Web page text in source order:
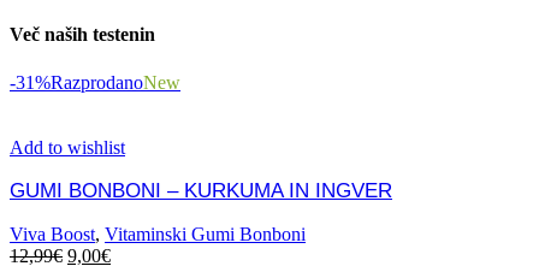
Več naših testenin
-31%RazprodanoNew
Add to wishlist
GUMI BONBONI – KURKUMA IN INGVER
Viva Boost, Vitaminski Gumi Bonboni
12,99€ 9,00€